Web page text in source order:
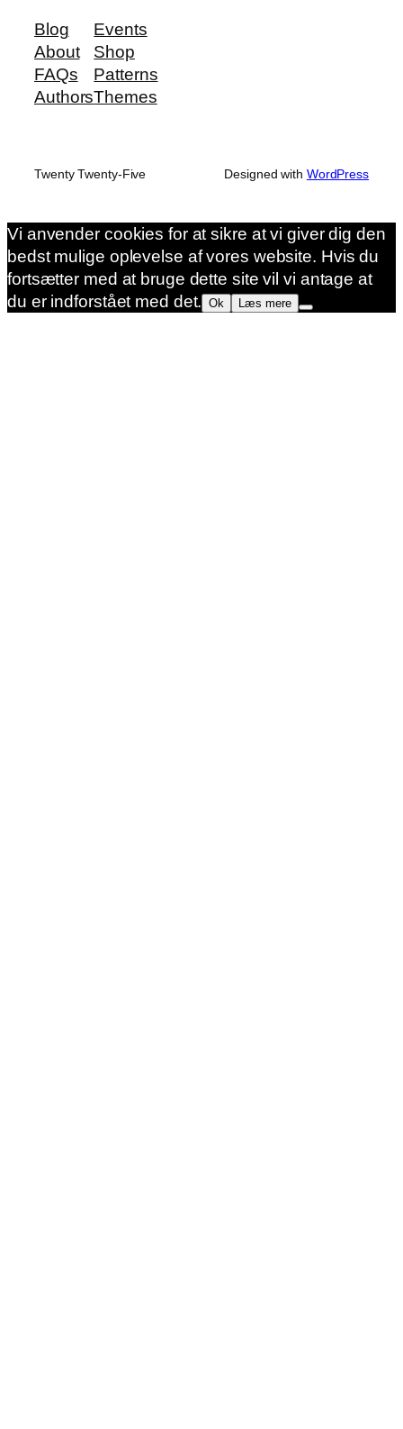
Blog
About
FAQs
Authors
Events
Shop
Patterns
Themes
Twenty Twenty-Five Designed with WordPress
Vi anvender cookies for at sikre at vi giver dig den
bedst mulige oplevelse af vores website. Hvis du
fortsætter med at bruge dette site vil vi antage at
du er indforstået med det. Ok Læs mere